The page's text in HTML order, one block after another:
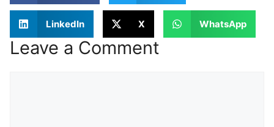
LinkedIn X WhatsApp
Leave a Comment